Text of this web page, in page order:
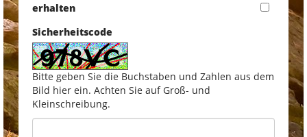
erhalten
Sicherheitscode
Bitte geben Sie die Buchstaben und Zahlen aus dem
Bild hier ein. Achten Sie auf Groß- und
Kleinschreibung.